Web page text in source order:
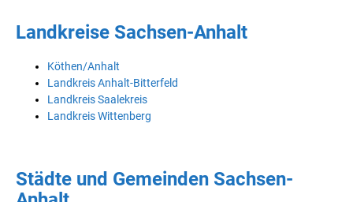
Landkreise Sachsen-Anhalt
Köthen/Anhalt
Landkreis Anhalt-Bitterfeld
Landkreis Saalekreis
Landkreis Wittenberg
Städte und Gemeinden Sachsen-